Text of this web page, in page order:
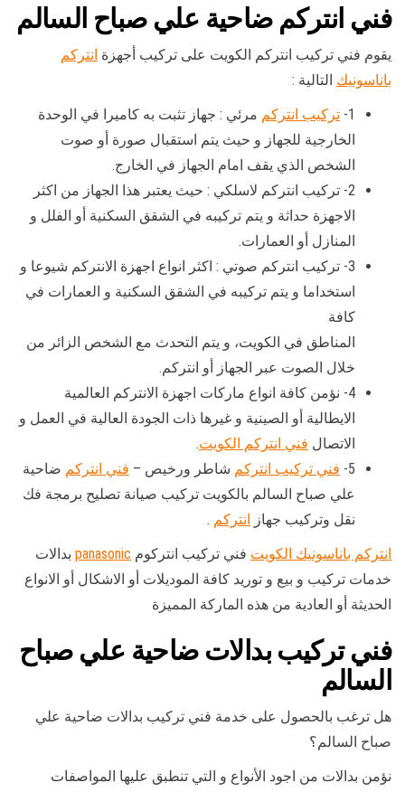
فني انتركم ضاحية علي صباح السالم
يقوم فني تركيب انتركم الكويت على تركيب أجهزة انتركم
باناسونيك التالية :
1- تركيب انتركم مرئي : جهاز تثبت به كاميرا في الوحدة
الخارجية للجهاز و حيث يتم استقبال صورة أو صوت
الشخص الذي يقف امام الجهاز في الخارج.
2- تركيب انتركم لاسلكي : حيث يعتبر هذا الجهاز من اكثر
الاجهزة حداثة و يتم تركيبه في الشقق السكنية أو الفلل و
المنازل أو العمارات.
3- تركيب انتركم صوتي : اكثر انواع اجهزة الانتركم شيوعا و
استخداما و يتم تركيبه في الشقق السكنية و العمارات في
كافة
المناطق في الكويت، و يتم التحدث مع الشخص الزائر من
خلال الصوت عبر الجهاز أو انتركم.
4- نؤمن كافة انواع ماركات اجهزة الانتركم العالمية
الايطالية أو الصينية و غيرها ذات الجودة العالية في العمل و
الاتصال فني انتركم الكويت.
5- فني تركيب انتركم شاطر ورخيص – فني انتركم ضاحية
علي صباح السالم بالكويت تركيب صيانة تصليح برمجة فك
نقل وتركيب جهاز انتركم .
انتركم باناسونيك الكويت فني تركيب انتركوم panasonic بدالات
خدمات تركيب و بيع و توريد كافة الموديلات أو الاشكال أو الانواع
الحديثة أو العادية من هذه الماركة المميزة
فني تركيب بدالات ضاحية علي صباح
السالم
هل ترغب بالحصول على خدمة فني تركيب بدالات ضاحية علي
صباح السالم؟
نؤمن بدالات من اجود الأنواع و التي تنطبق عليها المواصفات